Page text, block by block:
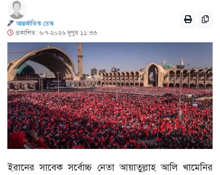
আন্তর্জাতিক ডেস্ক
প্রকাশিত: ৬-৭-২০২৬ দুপুর ১১:৩৩
ইরানের সাবেক সর্বোচ্চ নেতা আয়াতুল্লাহ আলি খামেনির